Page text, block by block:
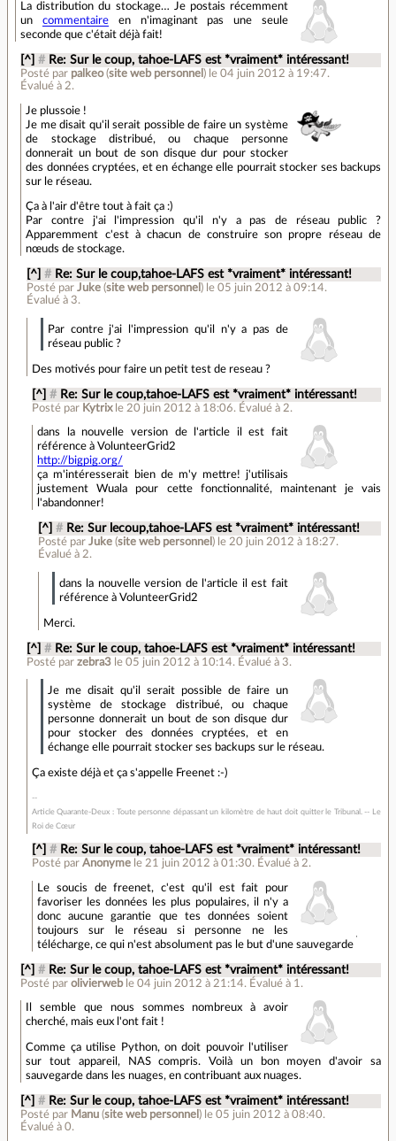
La distribution du stockage… Je postais récemment
un commentaireen n'imaginant pas une seule
seconde que c'était déjà fait!
[^] # Re: Sur le coup, tahoe-LAFS est *vraiment* intéressant!
Posté par palkeo(site web personnel ) le 04 juin 2012 à 19:47.
Évalué à 2.
Je plussoie !
Je me disait qu'il serait possible de faire un système
de stockage distribué, ou chaque personne
donnerait un bout de son disque dur pour stocker
des données cryptées, et en échange elle pourrait stocker ses backups
sur le réseau.
Ça à l'air d'être tout à fait ça :)
Par contre j'ai l'impression qu'il n'y a pas de réseau public ?
Apparemment c'est à chacun de construire son propre réseau de
nœuds de stockage.
[^] # Re: Sur le coup,tahoe-LAFS est *vraiment* intéressant!
Posté par Juke(site web personnel ) le 05 juin 2012 à 09:14.
Évalué à 3.
Par contre j'ai l'impression qu'il n'y a pas de
réseau public ?
Des motivés pour faire un petit test de reseau ?
[^] # Re: Sur le coup,tahoe-LAFS est *vraiment* intéressant!
Posté par Kytrix le 20 juin 2012 à 18:06. Évalué à 2.
dans la nouvelle version de l'article il est fait
référence à VolunteerGrid2
http://bigpig.org/
ça m'intéresserait bien de m'y mettre! j'utilisais
justement Wuala pour cette fonctionnalité, maintenant je vais
l'abandonner!
[^] # Re: Sur lecoup,tahoe-LAFS est *vraiment* intéressant!
Posté par Juke(site web personnel ) le 20 juin 2012 à 18:27.
Évalué à 2.
dans la nouvelle version de l'article il est fait
référence à VolunteerGrid2
Merci.
[^] # Re: Sur le coup, tahoe-LAFS est *vraiment* intéressant!
Posté par zebra3 le 05 juin 2012 à 10:14. Évalué à 3.
Je me disait qu'il serait possible de faire un
système de stockage distribué, ou chaque
personne donnerait un bout de son disque dur
pour stocker des données cryptées, et en
échange elle pourrait stocker ses backups sur le réseau.
Ça existe déjà et ça s'appelle Freenet :-)
Article Quarante-Deux : Toute personne dépassant un kilomètre de haut doit quitter le Tribunal. -- Le
Roi de Cœur
[^] # Re: Sur le coup, tahoe-LAFS est *vraiment* intéressant!
Posté parAnonyme le 21 juin 2012 à 01:30. Évalué à 2.
Le soucis de freenet, c'est qu'il est fait pour
favoriser les données les plus populaires, il n'y a
donc aucune garantie que tes données soient
toujours sur le réseau si personne ne les
télécharge, ce qui n'est absolument pas le but d'une sauvegarde
'
[^] # Re: Sur le coup, tahoe-LAFS est *vraiment* intéressant!
Posté parolivierweb le 04 juin 2012 à 21:14. Évalué à 1 .
Il semble que nous sommes nombreux à avoir
cherché, mais eux l'ont fait !
Comme ça utilise Python, on doit pouvoir l'utiliser
sur tout appareil, NAS compris. Voilà un bon moyen d'avoir sa
sauvegarde dans les nuages, en contribuant aux nuages.
[^] # Re: Sur le coup, tahoe-LAFS est *vraiment* intéressant!
Posté par Manu (site web personnel ) le 05 juin 2012 à 08:40.
Évalué à0.